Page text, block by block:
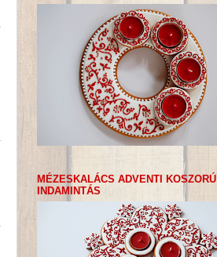
MÉZESKALÁCS ADVENTI KOSZORÚ
INDAMINTÁS